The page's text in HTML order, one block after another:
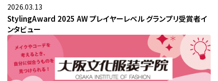
Styling Mapフリー素材
プライバシーポリシー
グループ会社
2026.03.13
StylingAward 2025 AW プレイヤーレベル グランプリ受賞者イ
ンタビュー